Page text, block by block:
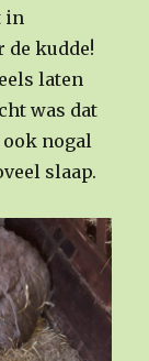
in
de kudde!
laten
was dat
ook nogal
slaap.